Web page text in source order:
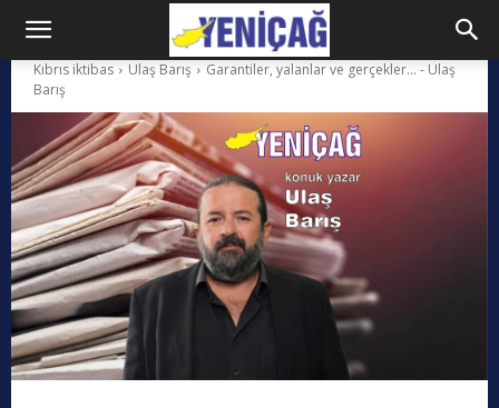
Kıbrıs iktibas Ulaş Barış
Garantiler, yalanlar ve gerçekler... - Ulaş
Barış